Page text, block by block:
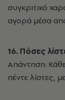
συγκριτικό
αγορά μέσα
16. Πόσες
Απάντηση:
πέντε λίστες,